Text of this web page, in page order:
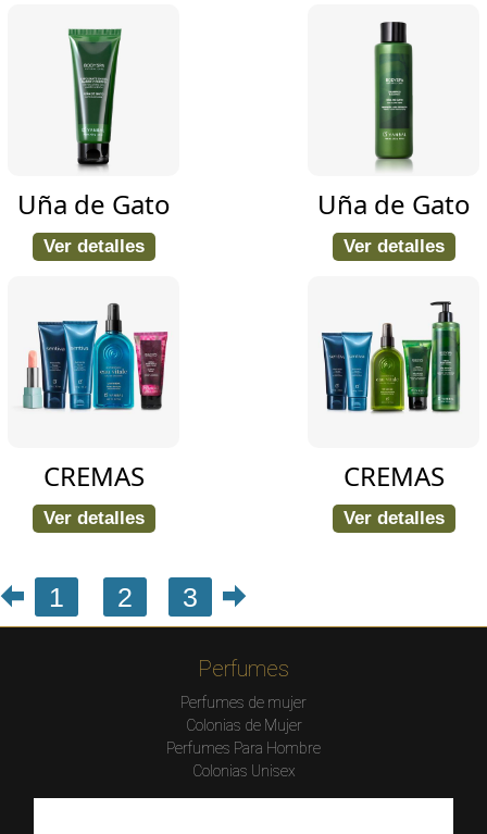
Uña de Gato
Ver detalles
Uña de Gato
Ver detalles
CREMAS
Ver detalles
CREMAS
Ver detalles
1 2 3
Perfumes
Perfumes de mujer
Colonias de Mujer
Perfumes Para Hombre
Colonias Unisex